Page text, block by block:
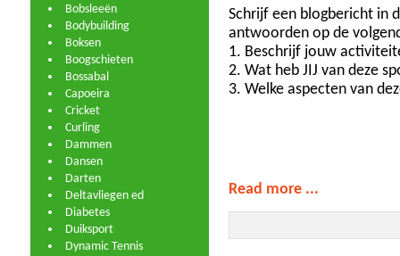
Bobsleeën
Bodybuilding
Boksen
Boogschieten
Bossabal
Capoeira
Cricket
Curling
Dammen
Dansen
Darten
Deltavliegen ed
Diabetes
Duiksport
Dynamic Tennis
Schrijf een blogbericht in
antwoorden op de
1. Beschrijf jouw
2. Wat heb JIJ van deze
3. Welke aspecten van
Read more ...